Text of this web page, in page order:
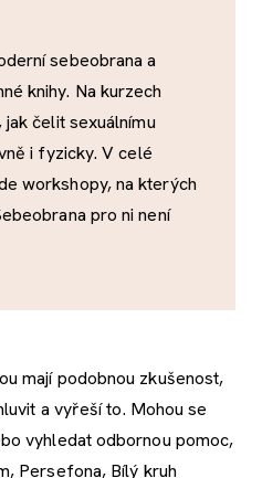
sebeobrana a
knihy. Na kurzech
jak čelit sexuálnímu
i fyzicky. V celé
workshopy, na kterých
pro ni není
mají podobnou zkušenost,
a vyřeší to. Mohou se
vyhledat odbornou pomoc,
Persefona, Bílý kruh